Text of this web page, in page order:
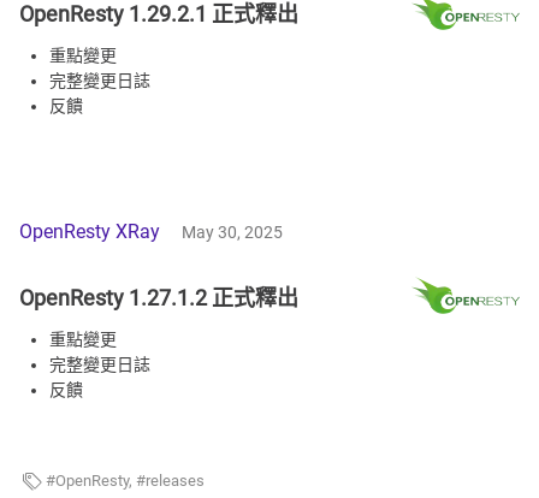
OpenResty 1.29.2.1 正式釋出
重點變更
完整變更日誌
反饋
OpenResty XRay May 30, 2025
OpenResty 1.27.1.2 正式釋出
重點變更
完整變更日誌
反饋
OpenResty, releases